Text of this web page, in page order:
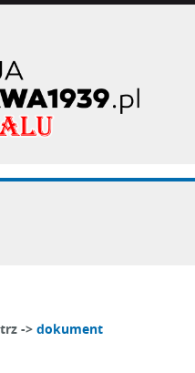
-> dokument